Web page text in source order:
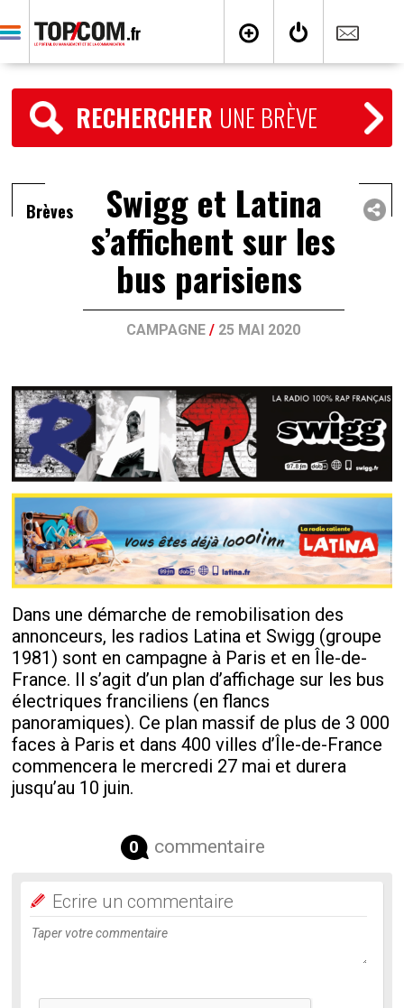
RECHERCHER UNE BRÈVE
Brèves Swigg et Latina
s’affichent sur les
bus parisiens
CAMPAGNE / 25 MAI 2020
Dans une démarche de remobilisation des
annonceurs, les radios Latina et Swigg (groupe
1981) sont en campagne à Paris et en Île-de-
France. Il s’agit d’un plan d’affichage sur les bus
électriques franciliens (en flancs
panoramiques). Ce plan massif de plus de 3 000
faces à Paris et dans 400 villes d’Île-de-France
commencera le mercredi 27 mai et durera
jusqu’au 10 juin.
0 commentaire
Ecrire un commentaire